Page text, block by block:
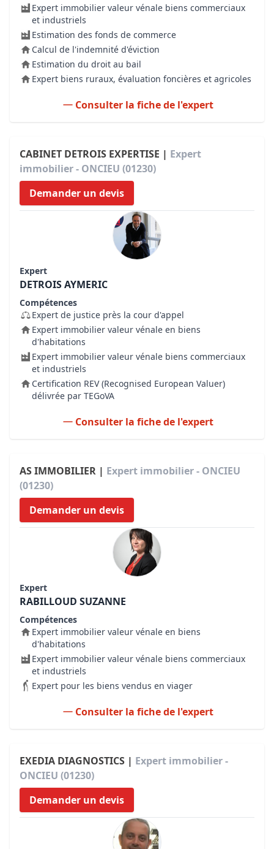
Expert immobilier valeur vénale biens commerciaux
et industriels
Estimation des fonds de commerce
Calcul de l'indemnité d'éviction
Estimation du droit au bail
Expert biens ruraux, évaluation foncières et agricoles
Consulter la fiche de l'expert
CABINET DETROIS EXPERTISE | Expert
immobilier - ONCIEU (01230)
Demander un devis
Expert
DETROIS AYMERIC
Compétences
Expert de justice près la cour d'appel
Expert immobilier valeur vénale en biens
d'habitations
Expert immobilier valeur vénale biens commerciaux
et industriels
Certification REV (Recognised European Valuer)
délivrée par TEGoVA
Consulter la fiche de l'expert
AS IMMOBILIER | Expert immobilier - ONCIEU
(01230)
Demander un devis
Expert
RABILLOUD SUZANNE
Compétences
Expert immobilier valeur vénale en biens
d'habitations
Expert immobilier valeur vénale biens commerciaux
et industriels
Expert pour les biens vendus en viager
Consulter la fiche de l'expert
EXEDIA DIAGNOSTICS | Expert immobilier -
ONCIEU (01230)
Demander un devis